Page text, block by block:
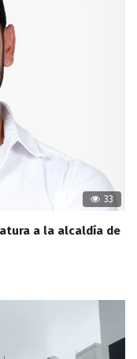
33
a la alcaldía de